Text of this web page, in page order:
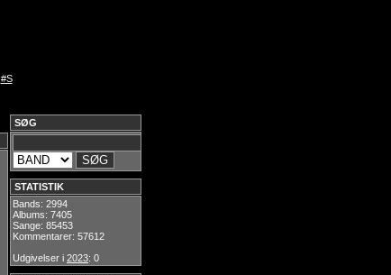
#S
SØG
STATISTIK
Bands: 2994
Albums: 7405
Sange: 85453
Kommentarer: 57612
Udgivelser i 2023: 0